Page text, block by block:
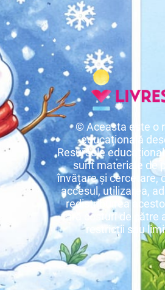
© Aceasta este o
educațională
Resursele
sunt materiale de
învățare și cercetare,
accesul, utilizarea,
redistribuirea
fără costuri de către
restricții sau